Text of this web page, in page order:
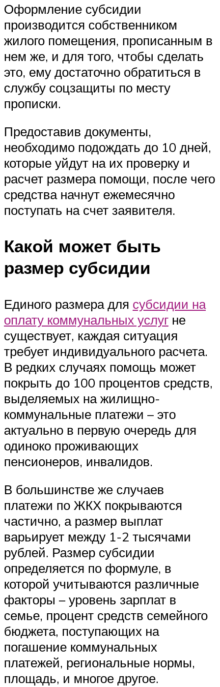
Оформление субсидии
производится собственником
жилого помещения, прописанным в
нем же, и для того, чтобы сделать
это, ему достаточно обратиться в
службу соцзащиты по месту
прописки.
Предоставив документы,
необходимо подождать до 10 дней,
которые уйдут на их проверку и
расчет размера помощи, после чего
средства начнут ежемесячно
поступать на счет заявителя.
Какой может быть
размер субсидии
Единого размера для субсидии на
оплату коммунальных услуг не
существует, каждая ситуация
требует индивидуального расчета.
В редких случаях помощь может
покрыть до 100 процентов средств,
выделяемых на жилищно-
коммунальные платежи – это
актуально в первую очередь для
одиноко проживающих
пенсионеров, инвалидов.
В большинстве же случаев
платежи по ЖКХ покрываются
частично, а размер выплат
варьирует между 1-2 тысячами
рублей. Размер субсидии
определяется по формуле, в
которой учитываются различные
факторы – уровень зарплат в
семье, процент средств семейного
бюджета, поступающих на
погашение коммунальных
платежей, региональные нормы,
площадь, и многое другое.